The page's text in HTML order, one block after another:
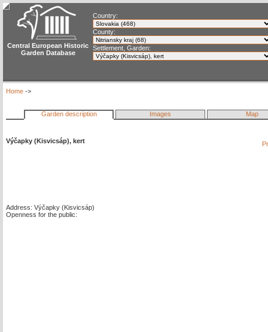
Central European Historic
Garden Database
Country:
County:
Settlement, Garden:
Home ->
Garden description Images Map
Výčapky (Kisvicsáp), kert
Address: Výčapky (Kisvicsáp)
Openness for the public: